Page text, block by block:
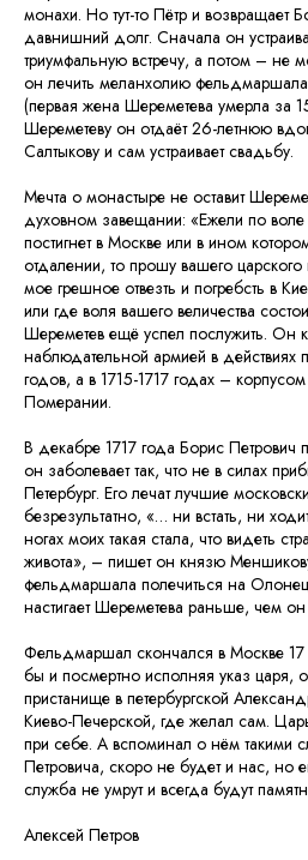
монахи. Но тут-то Пётр и возвращает
давнишний долг. Сначала он
триумфальную встречу, а потом – не
он лечить меланхолию
(первая жена Шереметева умерла за
Шереметеву он отдаёт 26-летнюю
Салтыкову и сам устраивает свадьбу.
Мечта о монастыре не оставит
духовном завещании: «Ежели по
постигнет в Москве или в ином
отдалении, то прошу вашего царского
мое грешное отвезть и погребсть в
или где воля вашего величества
Шереметев ещё успел послужить. Он
наблюдательной армией в действиях
годов, а в 1715-1717 годах –
Померании.
В декабре 1717 года Борис Петрович
он заболевает так, что не в силах
Петербург. Его лечат лучшие
безрезультатно, «… ни встать, ни
ногах моих такая стала, что видеть
живота», – пишет он князю
фельдмаршала полечиться на
настигает Шереметева раньше, чем он
Фельдмаршал скончался в Москве 17
бы и посмертно исполняя указ царя,
пристанище в петербургской
Киево-Печерской, где желал сам.
при себе. А вспоминал о нём такими
Петровича, скоро не будет и нас, но
служба не умрут и всегда будут
Алексей Петров